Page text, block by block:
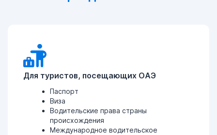
Для туристов, посещающих ОАЭ
Паспорт
Виза
Водительские права страны
происхождения
Международное водительское